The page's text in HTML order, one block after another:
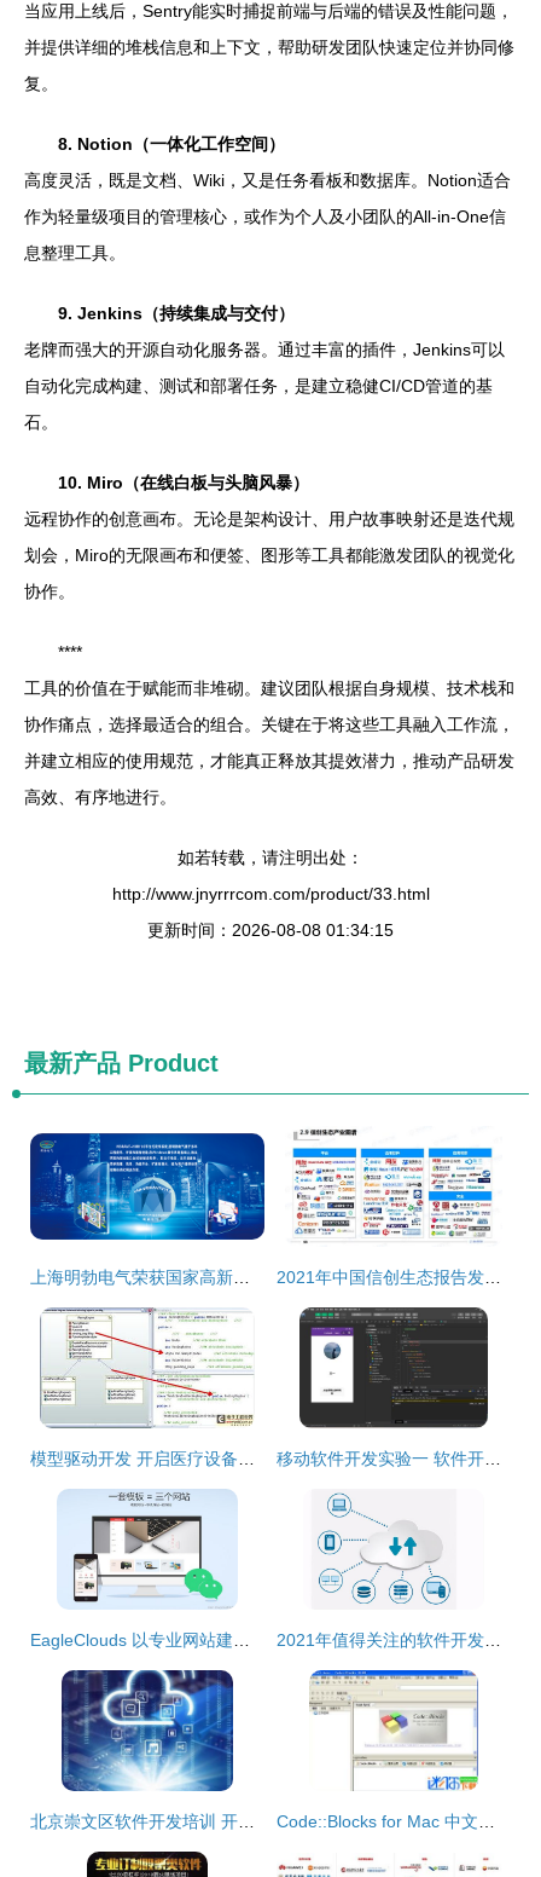
当应用上线后，Sentry能实时捕捉前端与后端的错误及性能问题，
并提供详细的堆栈信息和上下文，帮助研发团队快速定位并协同修
复。
8. Notion（一体化工作空间）
高度灵活，既是文档、Wiki，又是任务看板和数据库。Notion适合
作为轻量级项目的管理核心，或作为个人及小团队的All-in-One信
息整理工具。
9. Jenkins（持续集成与交付）
老牌而强大的开源自动化服务器。通过丰富的插件，Jenkins可以
自动化完成构建、测试和部署任务，是建立稳健CI/CD管道的基
石。
10. Miro（在线白板与头脑风暴）
远程协作的创意画布。无论是架构设计、用户故事映射还是迭代规
划会，Miro的无限画布和便签、图形等工具都能激发团队的视觉化
协作。
****
工具的价值在于赋能而非堆砌。建议团队根据自身规模、技术栈和
协作痛点，选择最适合的组合。关键在于将这些工具融入工作流，
并建立相应的使用规范，才能真正释放其提效潜力，推动产品研发
高效、有序地进行。
如若转载，请注明出处：
http://www.jnyrrrcom.com/product/33.html
更新时间：2026-08-08 01:34:15
最新产品 Product